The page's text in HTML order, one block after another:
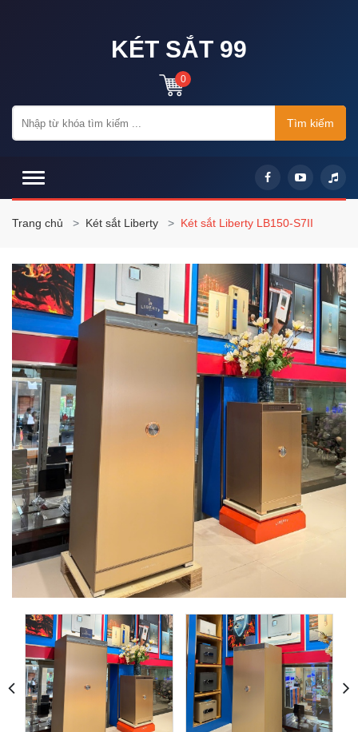
KÉT SẮT 99
0
Tìm kiếm
Trang chủ Két sắt Liberty Két sắt Liberty LB150-S7II